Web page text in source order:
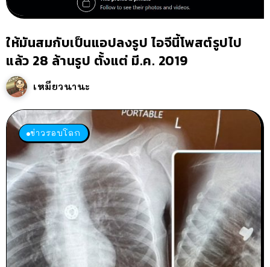
ให้มันสมกับเป็นแอปลงรูป ไอจีนี้โพสต์รูปไป
แล้ว 28 ล้านรูป ตั้งแต่ มี.ค. 2019
เหมียวนานะ
ข่าวรอบโลก